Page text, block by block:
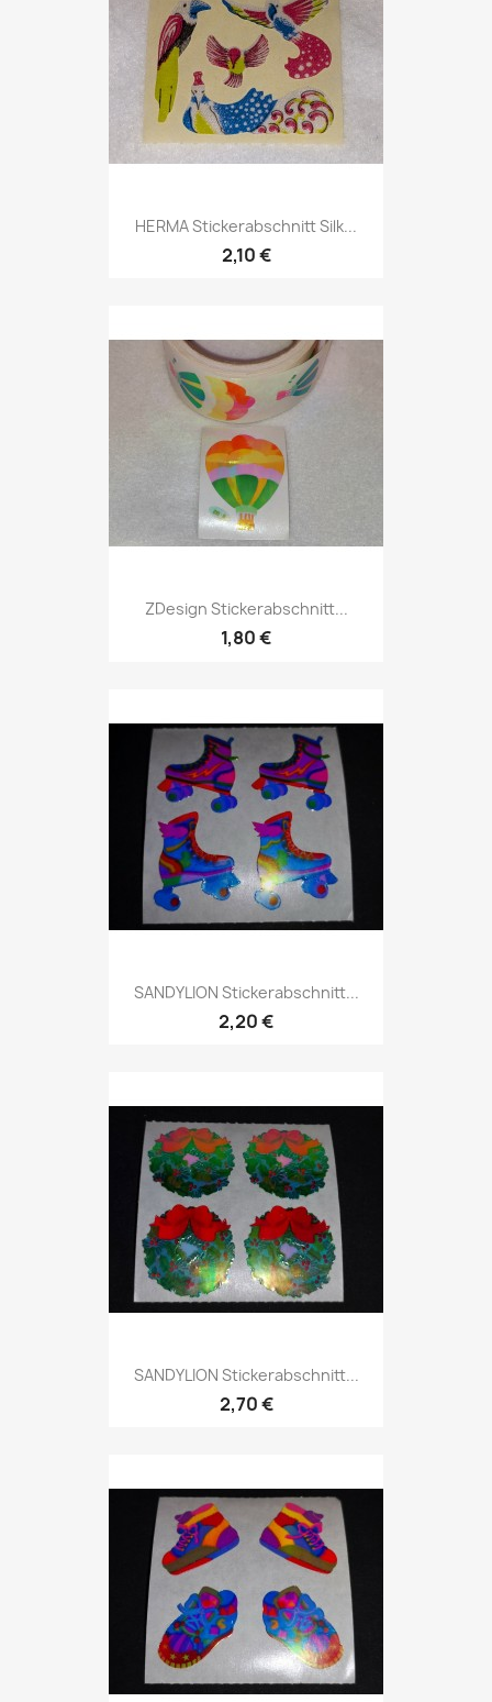
HERMA Stickerabschnitt Silk...
2,10 €
ZDesign Stickerabschnitt...
1,80 €
SANDYLION Stickerabschnitt...
2,20 €
SANDYLION Stickerabschnitt...
2,70 €